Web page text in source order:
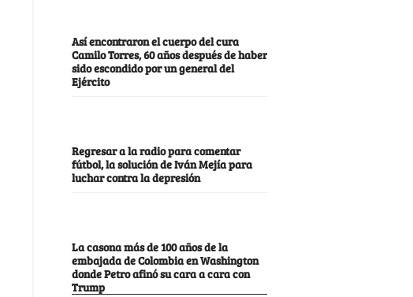
Así encontraron el cuerpo del cura
Camilo Torres, 60 años después de haber
sido escondido por un general del
Ejército
Regresar a la radio para comentar
fútbol, la solución de Iván Mejía para
luchar contra la depresión
La casona más de 100 años de la
embajada de Colombia en Washington
donde Petro afinó su cara a cara con
Trump